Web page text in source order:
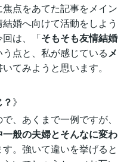
点をあてた記事をメイン
婚へ向けて活動をしよう
は、「そもそも友情結婚
う点と、私が感じているメ
てみようと思います。
》
、あくまで一例ですが、
般の夫婦とそんなに変わ
。強いて違いを挙げると